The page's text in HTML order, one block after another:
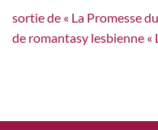
sortie de « La Promesse
de romantasy lesbienne «